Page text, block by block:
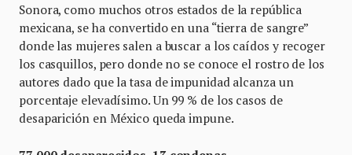
Sonora, como muchos otros estados de la república
mexicana, se ha convertido en una “tierra de sangre”
donde las mujeres salen a buscar a los caídos y recoger
los casquillos, pero donde no se conoce el rostro de los
autores dado que la tasa de impunidad alcanza un
porcentaje elevadísimo. Un 99 % de los casos de
desaparición en México queda impune.